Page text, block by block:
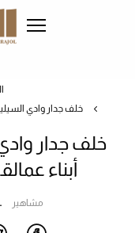
خلف جدار وادي
خلف جدار
أبناء
مشاهير